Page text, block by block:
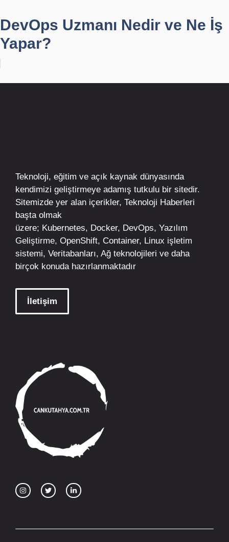
DevOps Uzmanı Nedir ve Ne İş
Yapar?
Teknoloji, eğitim ve açık kaynak dünyasında
kendimizi geliştirmeye adamış tutkulu bir sitedir.
Sitemizde yer alan içerikler, Teknoloji Haberleri
başta olmak
üzere; Kubernetes, Docker, DevOps, Yazılım
Geliştirme, OpenShift, Container, Linux işletim
sistemi, Veritabanları, Ağ teknolojileri ve daha
birçok konuda hazırlanmaktadır
İletişim